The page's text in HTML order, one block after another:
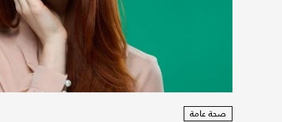
صحة عامة